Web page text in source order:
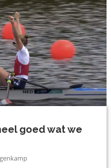
goed wat we